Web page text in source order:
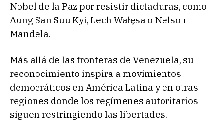
Nobel de la Paz por resistir dictaduras, como
Aung San Suu Kyi, Lech Wałęsa o Nelson
Mandela.
Más allá de las fronteras de Venezuela, su
reconocimiento inspira a movimientos
democráticos en América Latina y en otras
regiones donde los regímenes autoritarios
siguen restringiendo las libertades.